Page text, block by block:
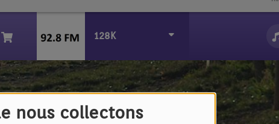
nous collectons
128K